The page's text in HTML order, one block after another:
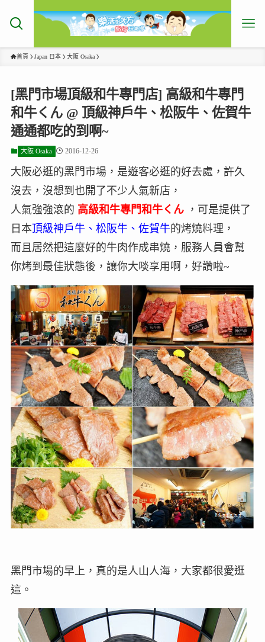
首頁 Japan 日本 大阪 Osaka
[黑門市場頂級和牛專門店] 高級和牛專門
和牛くん @ 頂級神戶牛、松阪牛、佐賀牛
通通都吃的到啊~
大阪 Osaka 2016-12-26
大阪必逛的黑門市場，是遊客必逛的好去處，許久
沒去，沒想到也開了不少人氣新店，
人氣強強滾的 高級和牛專門和牛くん ，可是提供了
日本頂級神戶牛、松阪牛、佐賀牛的烤燒料理，
而且居然把這麼好的牛肉作成串燒，服務人員會幫
你烤到最佳狀態後，讓你大啖享用啊，好讚啦~
黑門市場的早上，真的是人山人海，大家都很愛逛
這。